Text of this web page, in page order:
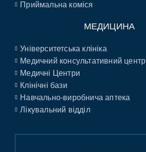
Приймальна коміся
МЕДИЦИНА
Університетська клініка
Медичний консультативний центр
Медичні Центри
Клінічні бази
Навчально-виробнича аптека
Лікувальний відділ